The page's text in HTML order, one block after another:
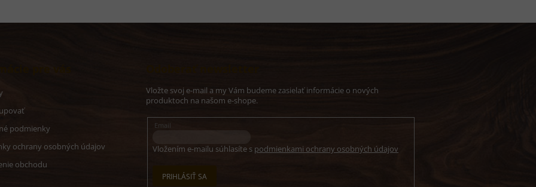
podmienky
ochrany osobných údajov
obchodu
Vložte svoj e-mail a my Vám budeme zasielať informácie o nových
produktoch na našom e-shope.
Email
Vložením e-mailu súhlasíte s podmienkami ochrany osobných údajov
PRIHLÁSIŤ SA